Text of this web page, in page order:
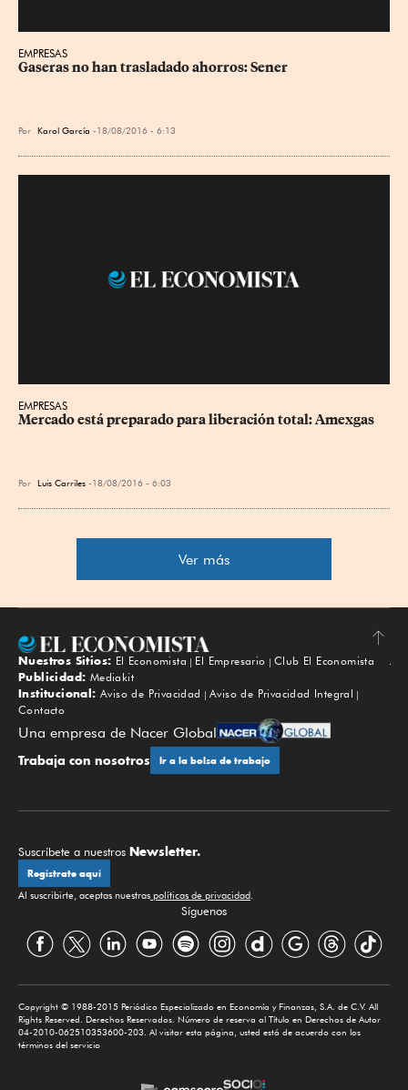
EMPRESAS
Gaseras no han trasladado ahorros: Sener
Por Karol García 18/08/2016 - 6:13
EMPRESAS
Mercado está preparado para liberación total: Amexgas
Por Luis Carriles 18/08/2016 - 6:03
Ver más
Subir
Nuestros Sitios: El Economista El Empresario
Club El Economista
Publicidad: Mediakit
Institucional: Aviso de Privacidad
Aviso de Privacidad Integral
Contacto
Una empresa de Nacer Global
Trabaja con nosotros Ir a la bolsa de trabajo
Suscríbete a nuestros Newsletter.
Regístrate aquí
Al suscribirte, aceptas nuestras políticas de privacidad.
Síguenos
Copyright © 1988-2015 Periódico Especializado en Economía y Finanzas, S.A. de C.V. All
Rights Reserved. Derechos Reservados. Número de reserva al Título en Derechos de Autor
04-2010-062510353600-203. Al visitar esta página, usted está de acuerdo con los
términos del servicio